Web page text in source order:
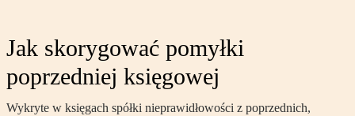
Jak skorygować pomyłki
poprzedniej księgowej
Wykryte w księgach spółki nieprawidłowości z poprzednich,